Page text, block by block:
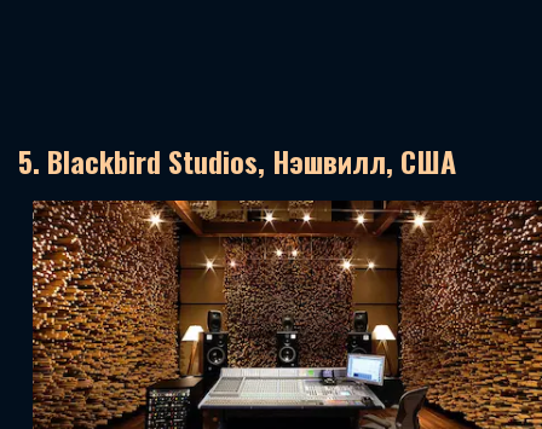
5. Blackbird Studios, Нэшвилл, США